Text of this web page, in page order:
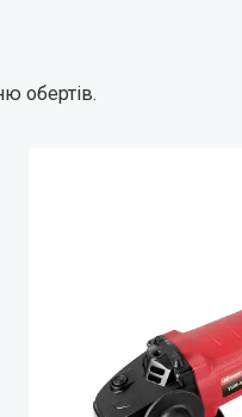
обертів.